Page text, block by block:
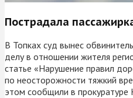
Пострадала
В Топках суд вынес
делу в отношении жителя
статье «Нарушение правил
по неосторожности тяжкий
этом сообщили в прокуратуре